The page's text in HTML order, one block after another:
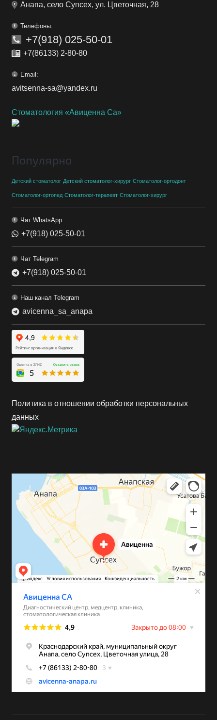
Анапа, село Супсех, ул. Цветочная, 28
Телефоны:
+7(918) 025-50-01
+7(86133) 2-80-80
Email:
avitsenna-sa@yandex.ru
Стоматология «Авиценна Са»
Популярно
Детский стоматолог Детский стоматолог-хирург Стоматолог-ортодонт
Стоматолог-ортопед Стоматолог-терапевт Стоматолог-хирург
Чат WhatsApp
+7(918) 025-50-01
Чат Telegram
+7(918) 025-50-01
Наш канал Telegram
avicenna_sa_anapa
Политика в отношении обработки персональных
данных